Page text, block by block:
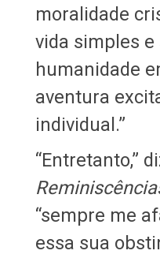
moralidade
vida simples e
humanidade
aventura
individual.”
“Entretanto,”
“sempre me
essa sua